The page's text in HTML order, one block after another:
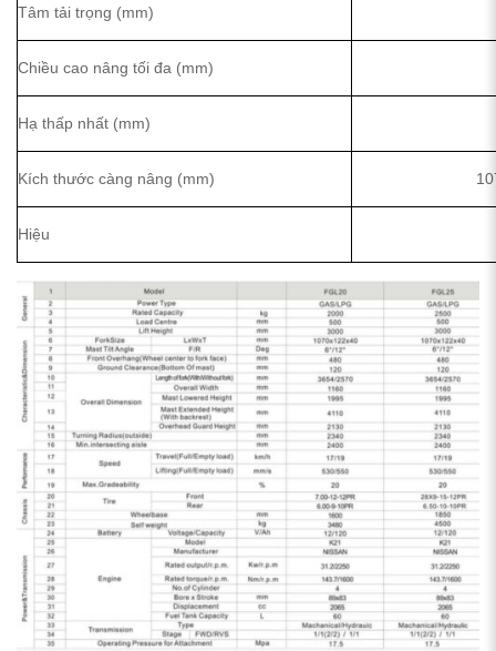
Tâm tải trọng (mm)
Chiều cao nâng tối đa (mm)
Hạ thấp nhất (mm)
Kích thước càng nâng (mm)
Hiệu